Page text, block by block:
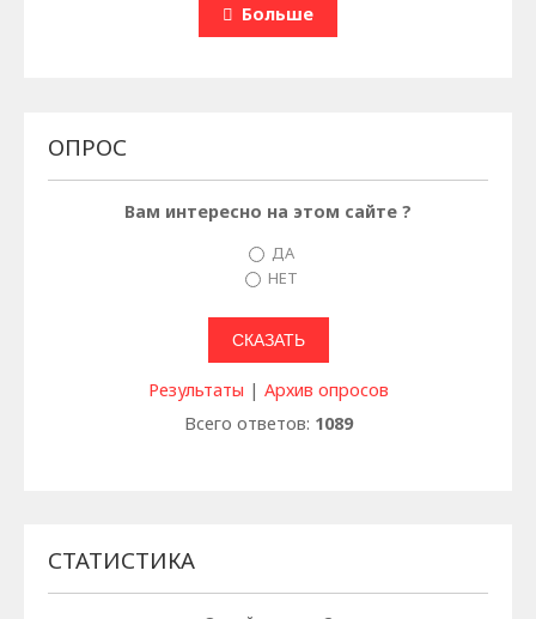
Больше
ОПРОС
Вам интересно на этом сайте ?
ДА
НЕТ
Результаты | Архив опросов
Всего ответов: 1089
СТАТИСТИКА